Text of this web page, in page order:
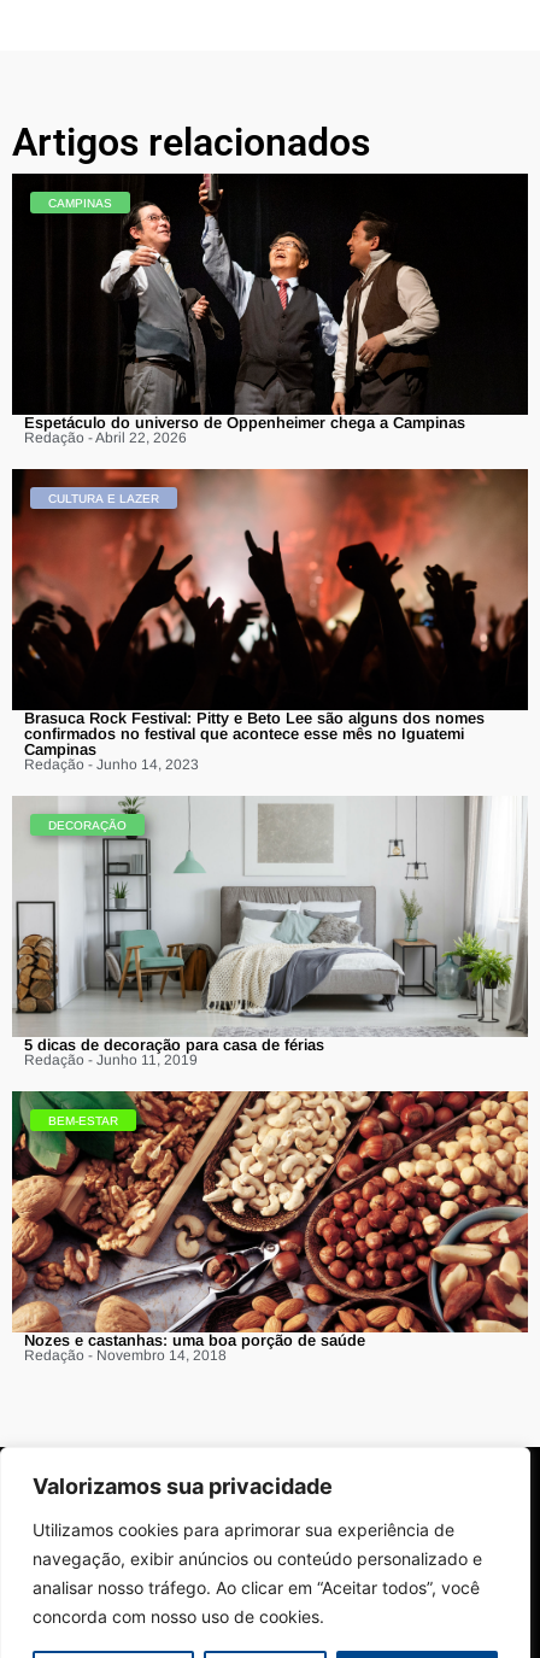
Valorizamos sua privacidade
Utilizamos cookies para aprimorar sua experiência de
navegação, exibir anúncios ou conteúdo personalizado e
analisar nosso tráfego. Ao clicar em “Aceitar todos”, você
concorda com nosso uso de cookies.
Artigos relacionados
CAMPINAS
Espetáculo do universo de Oppenheimer chega a Campinas
Redação - Abril 22, 2026
CULTURA E LAZER
Brasuca Rock Festival: Pitty e Beto Lee são alguns dos nomes
confirmados no festival que acontece esse mês no Iguatemi
Campinas
Redação - Junho 14, 2023
DECORAÇÃO
5 dicas de decoração para casa de férias
Redação - Junho 11, 2019
BEM-ESTAR
Nozes e castanhas: uma boa porção de saúde
Redação - Novembro 14, 2018
Sobre NósEdições da RevistaComo Anunciar